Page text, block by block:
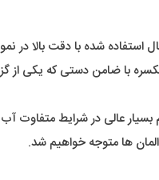
استفاده شده با دقت بالا در
با ضامن دستی که یکی از
عالی در شرایط متفاوت آب
ها متوجه خواهیم شد.